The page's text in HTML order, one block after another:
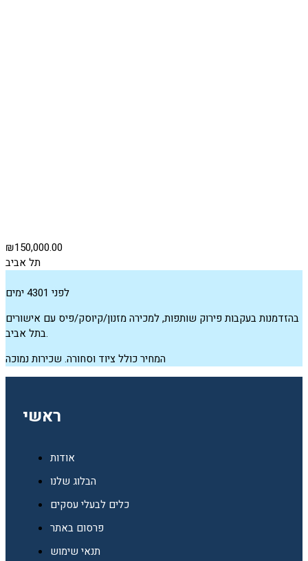
₪150,000.00
תל אביב
לפני 4301 ימים
בהזדמנות בעקבות פירוק שותפות, למכירה מזנון/קיוסק/פיס עם אישורים
בתל אביב.
המחיר כולל ציוד וסחורה. שכירות נמוכה
ראשי
אודות
הבלוג שלנו
כלים לבעלי עסקים
פרסום באתר
תנאי שימוש